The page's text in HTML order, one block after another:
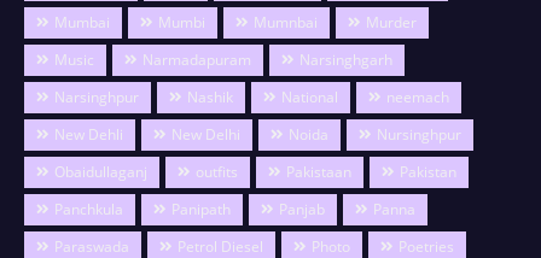
Mumbai
Mumbi Mumnbai
Murder
Music
Narmadapuram
Narsinghgarh
Narsinghpur
Nashik National
neemach
New Dehli
New Delhi Noida
Nursinghpur
Obaidullaganj
outfits Pakistaan
Pakistan
Panchkula
Panipath Panjab
Panna
Paraswada
Petrol Diesel Photo
Poetries